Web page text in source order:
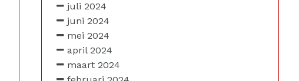
juli 2024
juni 2024
mei 2024
april 2024
maart 2024